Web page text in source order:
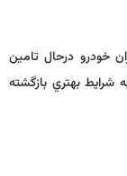
خودرو درحال تامين
بهتري بازگشته